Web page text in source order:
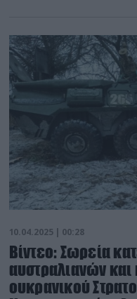
10.04.2025 | 00:28
Βίντεο: Σωρεία
αυστραλιανών
ουκρανικού